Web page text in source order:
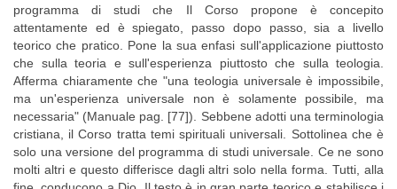
programma di studi che Il Corso propone è concepito
attentamente ed è spiegato, passo dopo passo, sia a livello
teorico che pratico. Pone la sua enfasi sull'applicazione piuttosto
che sulla teoria e sull'esperienza piuttosto che sulla teologia.
Afferma chiaramente che "una teologia universale è impossibile,
ma un'esperienza universale non è solamente possibile, ma
necessaria" (Manuale pag. [77]). Sebbene adotti una terminologia
cristiana, il Corso tratta temi spirituali universali. Sottolinea che è
solo una versione del programma di studi universale. Ce ne sono
molti altri e questo differisce dagli altri solo nella forma. Tutti, alla